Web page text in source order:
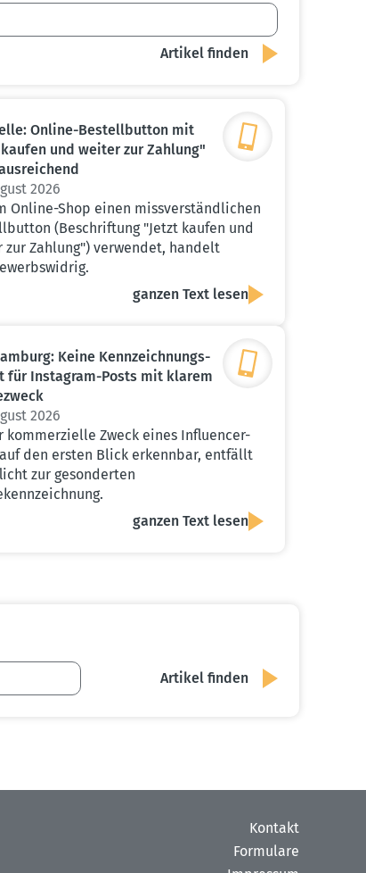
Online-Bestell­button mit
und weiter zur Zahlung"
2026
Online-Shop einen missverständlichen
(Beschriftung "Jetzt kaufen und
zur Zahlung") verwendet, handelt
ganzen Text lesen
Keine Kennzeich­nungs­
für Instagram-Posts mit klarem
2026
kommerzielle Zweck eines Influencer-
den ersten Blick erkennbar, entfällt
zur gesonderten
ganzen Text lesen
Kontakt
Formulare